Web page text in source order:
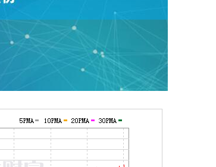
深证成指 14242.83 132.71